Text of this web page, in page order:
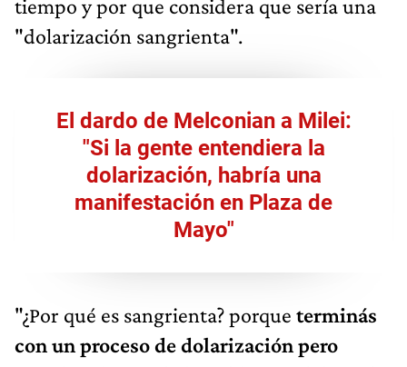
tiempo y por que considera que sería una
"dolarización sangrienta".
El dardo de Melconian a Milei:
"Si la gente entendiera la
dolarización, habría una
manifestación en Plaza de
Mayo"
"¿Por qué es sangrienta? porque terminás
con un proceso de dolarización pero